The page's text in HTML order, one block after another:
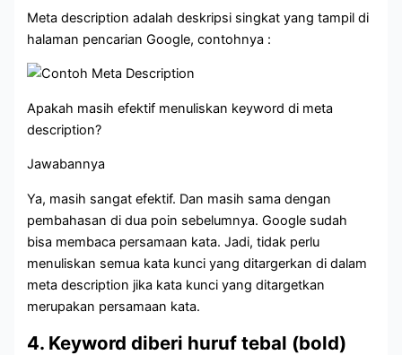
Meta description adalah deskripsi singkat yang tampil di
halaman pencarian Google, contohnya :
Apakah masih efektif menuliskan keyword di meta
description?
Jawabannya
Ya, masih sangat efektif. Dan masih sama dengan
pembahasan di dua poin sebelumnya. Google sudah
bisa membaca persamaan kata. Jadi, tidak perlu
menuliskan semua kata kunci yang ditargerkan di dalam
meta description jika kata kunci yang ditargetkan
merupakan persamaan kata.
4. Keyword diberi huruf tebal (bold)